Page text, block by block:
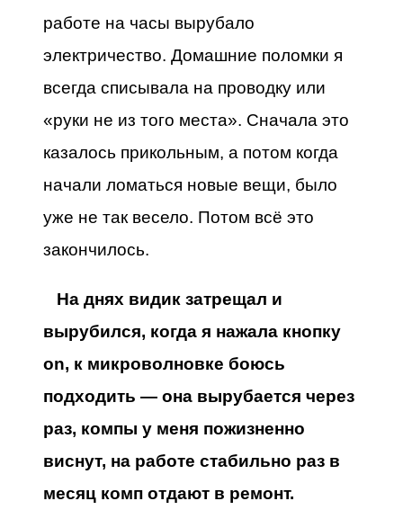
работе на часы вырубало
электричество. Домашние поломки я
всегда списывала на проводку или
«руки не из того места». Сначала это
казалось прикольным, а потом когда
начали ломаться новые вещи, было
уже не так весело. Потом всё это
закончилось.
На днях видик затрещал и
вырубился, когда я нажала кнопку
on, к микроволновке боюсь
подходить — она вырубается через
раз, компы у меня пожизненно
виснут, на работе стабильно раз в
месяц комп отдают в ремонт.